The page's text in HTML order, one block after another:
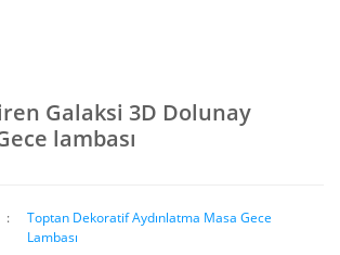
Galaksi 3D Dolunay
lambası
Toptan Dekoratif Aydınlatma Masa Gece
Lambası